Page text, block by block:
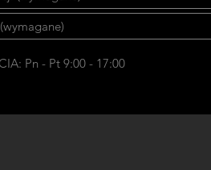
Pn - Pt 9:00 - 17:00